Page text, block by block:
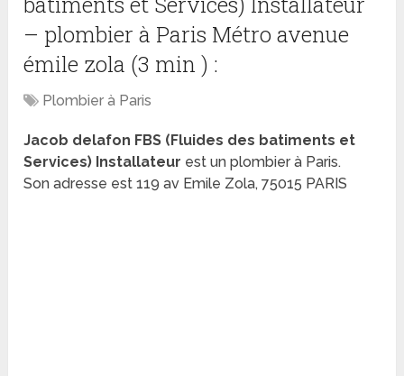
– plombier à Paris Métro avenue
émile zola (3 min ) :
Plombier à Paris
Jacob delafon FBS (Fluides des batiments et
Services) Installateur est un plombier à Paris.
Son adresse est 119 av Emile Zola, 75015 PARIS